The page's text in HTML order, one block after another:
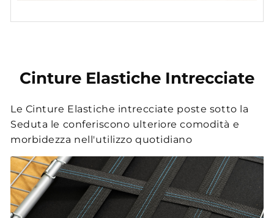
Cinture Elastiche Intrecciate
Le Cinture Elastiche intrecciate poste sotto la
Seduta le conferiscono ulteriore comodità e
morbidezza nell'utilizzo quotidiano